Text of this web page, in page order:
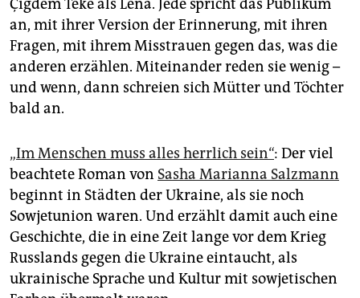
Çiğdem Teke als Lena. Jede spricht das Publikum
an, mit ihrer Version der Erinnerung, mit ihren
Fragen, mit ihrem Misstrauen gegen das, was die
anderen erzählen. Miteinander reden sie wenig –
und wenn, dann schreien sich Mütter und Töchter
bald an.
„Im Menschen muss alles herrlich sein“: Der viel
beachtete Roman von Sasha Marianna Salzmann
beginnt in Städten der Ukraine, als sie noch
Sowjetunion waren. Und erzählt damit auch eine
Geschichte, die in eine Zeit lange vor dem Krieg
Russlands gegen die Ukraine eintaucht, als
ukrainische Sprache und Kultur mit sowjetischen